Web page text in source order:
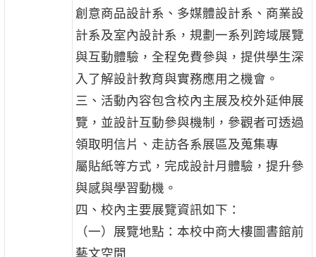
創意商品設計系、多媒體設計系、商業設
計系及室內設計系，規劃一系列跨域展覽
與互動體驗，全程免費參與，提供學生深
入了解設計教育與實務應用之機會。
三、活動內容包含校內主展及校外延伸展
覽，並設計互動參與機制，參觀者可透過
領取明信片、走訪各系展區及蒐集專
屬貼紙等方式，完成設計月體驗，提升參
與感與學習動機。
四、校內主要展覽資訊如下：
（一）展覽地點：本校中商大樓圖書館前
藝文空間